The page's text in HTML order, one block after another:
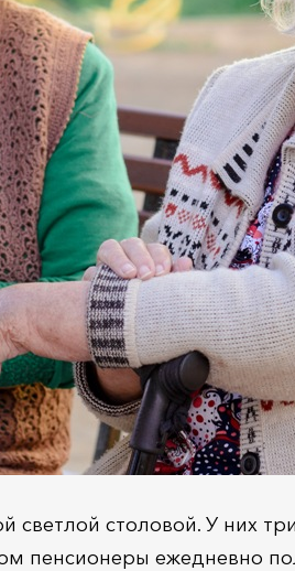
светлой столовой. У них
пенсионеры ежедневно